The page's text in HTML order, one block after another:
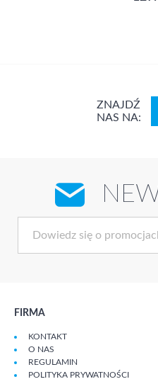
ZNAJDŹ
NAS NA:
FIRMA
KONTAKT
O NAS
REGULAMIN
POLITYKA PRYWATNOŚCI